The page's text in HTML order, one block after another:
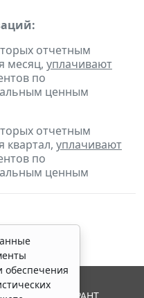
отчетным
месяц, уплачивают
по
ценным
отчетным
квартал, уплачивают
по
ценным
обеспечения